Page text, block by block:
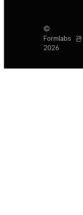
©
Formlabs
2026
관